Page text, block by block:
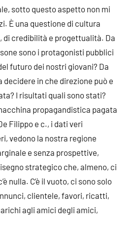
sotto questo aspetto non mi
È una questione di cultura
di credibilità e progettualità. Da
sono i protagonisti pubblici
futuro dei nostri giovani? Da
decidere in che direzione può e
I risultati quali sono stati?
propagandistica pagata
Filippo e c., i dati veri
vedono la nostra regione
e senza prospettive,
strategico che, almeno, ci
nulla. C’è il vuoto, ci sono solo
clientele, favori, ricatti,
agli amici degli amici,